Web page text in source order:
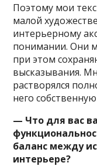
Поэтому мои
малой
интерьерному
понимании. Они
при этом
высказывания.
растворялся
него
— Что для вас
баланс между
интерьере?